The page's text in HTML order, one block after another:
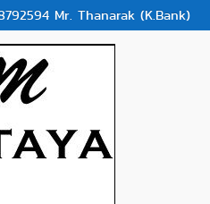
Mr. Thanarak (K.Bank)